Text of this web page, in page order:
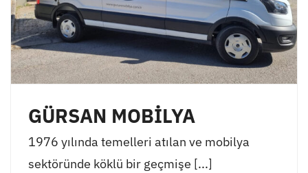
GÜRSAN MOBİLYA
1976 yılında temelleri atılan ve mobilya
sektöründe köklü bir geçmişe [...]